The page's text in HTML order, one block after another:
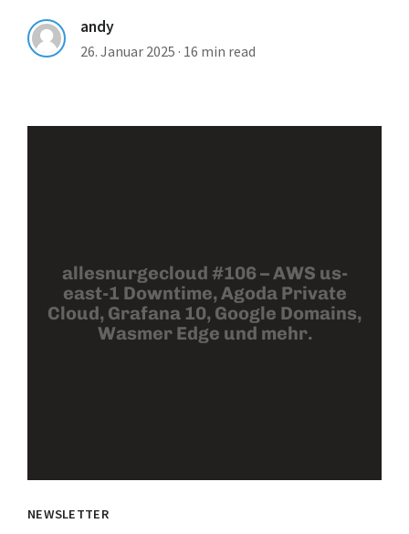
andy
26. Januar 2025 · 16 min read
allesnurgecloud #106 – AWS us-
east-1 Downtime, Agoda Private
Cloud, Grafana 10, Google Domains,
Wasmer Edge und mehr.
NEWSLETTER